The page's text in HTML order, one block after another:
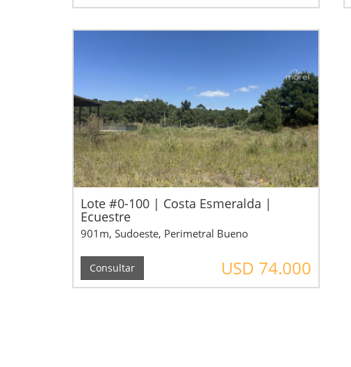
Lote #0-100 | Costa Esmeralda |
Ecuestre
901m, Sudoeste, Perimetral Bueno
Consultar USD 74.000